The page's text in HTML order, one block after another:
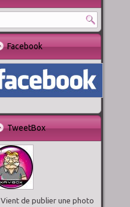
Facebook
TweetBox
Vient de publier une photo